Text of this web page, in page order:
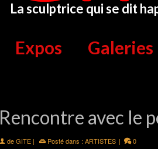
La sculptrice qui se dit
Expos Galeries
Rencontre avec le
deGITE | Posté dans :ARTISTES | 0